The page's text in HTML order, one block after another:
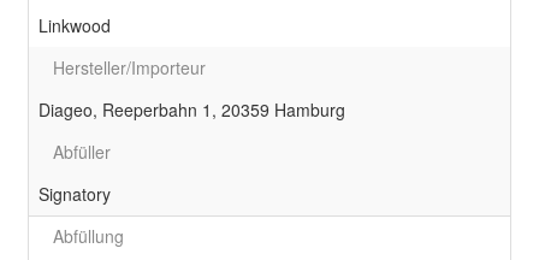
Linkwood
Hersteller/Importeur
Diageo, Reeperbahn 1, 20359 Hamburg
Abfüller
Signatory
Abfüllung